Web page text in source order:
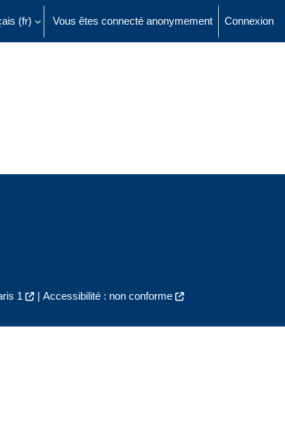
la saisie de recherche
‎(fr)‎ Vous êtes connecté anonymement Connexion
1 | Accessibilité : non conforme